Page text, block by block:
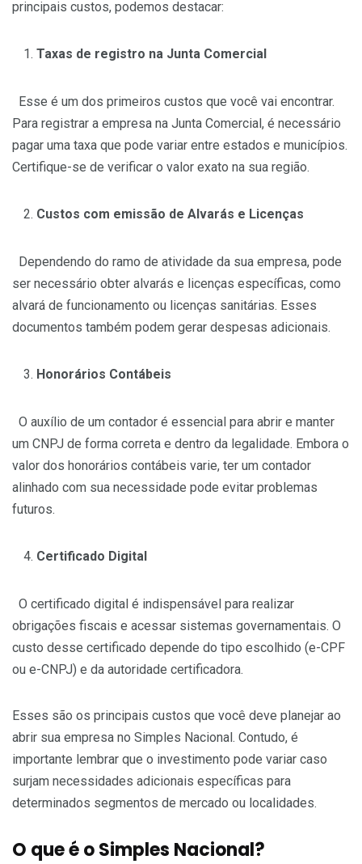
principais custos, podemos destacar:
Taxas de registro na Junta Comercial
Esse é um dos primeiros custos que você vai encontrar.
Para registrar a empresa na Junta Comercial, é necessário
pagar uma taxa que pode variar entre estados e municípios.
Certifique-se de verificar o valor exato na sua região.
Custos com emissão de Alvarás e Licenças
Dependendo do ramo de atividade da sua empresa, pode
ser necessário obter alvarás e licenças específicas, como
alvará de funcionamento ou licenças sanitárias. Esses
documentos também podem gerar despesas adicionais.
Honorários Contábeis
O auxílio de um contador é essencial para abrir e manter
um CNPJ de forma correta e dentro da legalidade. Embora o
valor dos honorários contábeis varie, ter um contador
alinhado com sua necessidade pode evitar problemas
futuros.
Certificado Digital
O certificado digital é indispensável para realizar
obrigações fiscais e acessar sistemas governamentais. O
custo desse certificado depende do tipo escolhido (e-CPF
ou e-CNPJ) e da autoridade certificadora.
Esses são os principais custos que você deve planejar ao
abrir sua empresa no Simples Nacional. Contudo, é
importante lembrar que o investimento pode variar caso
surjam necessidades adicionais específicas para
determinados segmentos de mercado ou localidades.
O que é o Simples Nacional?